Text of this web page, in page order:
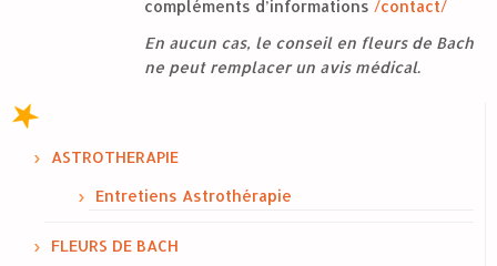
compléments d’informations /contact/
En aucun cas, le conseil en fleurs de Bach
ne peut remplacer un avis médical.
ASTROTHERAPIE
Entretiens Astrothérapie
FLEURS DE BACH